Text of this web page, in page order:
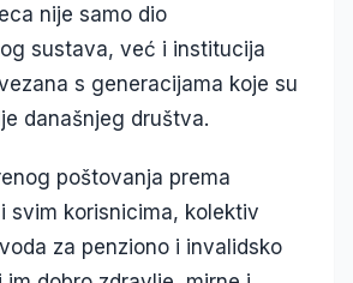
nije samo dio
sustava, već i institucija
s generacijama koje su
današnjeg društva.
poštovanja prema
svim korisnicima, kolektiv
za penziono i invalidsko